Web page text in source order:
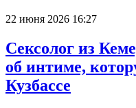
22 июня 2026 16:27
Сексолог из
об интиме,
Кузбассе